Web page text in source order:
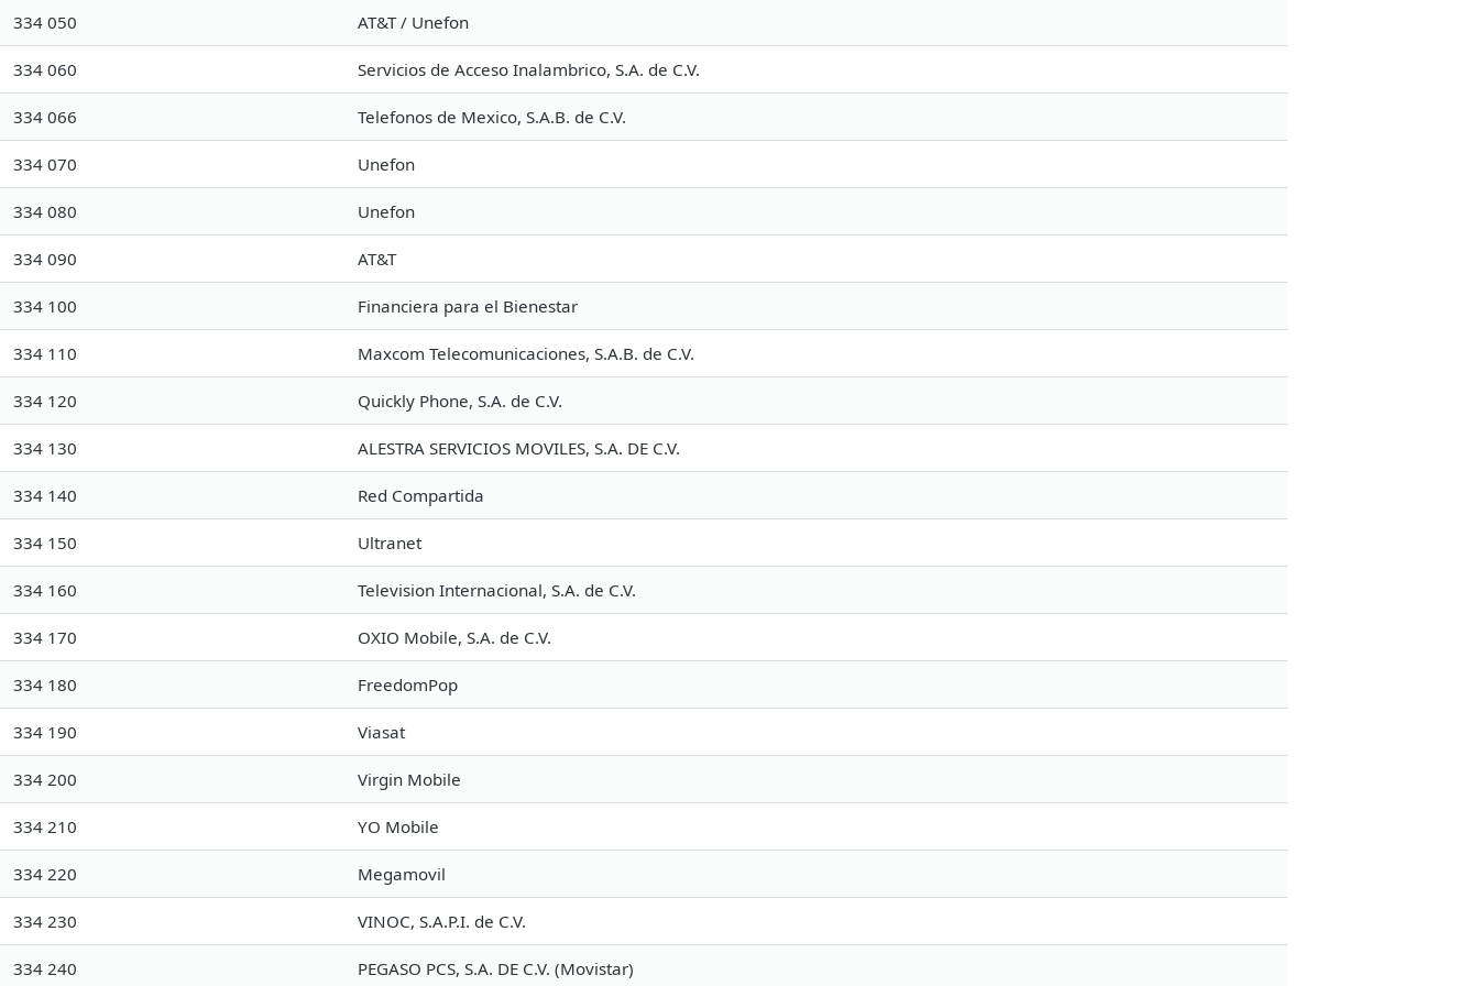
334 050 AT&T / Unefon
334 060 Servicios de Acceso Inalambrico, S.A. de C.V.
334 066 Telefonos de Mexico, S.A.B. de C.V.
334 070 Unefon
334 080 Unefon
334 090 AT&T
334 100 Financiera para el Bienestar
334 110 Maxcom Telecomunicaciones, S.A.B. de C.V.
334 120 Quickly Phone, S.A. de C.V.
334 130 ALESTRA SERVICIOS MOVILES, S.A. DE C.V.
334 140 Red Compartida
334 150 Ultranet
334 160 Television Internacional, S.A. de C.V.
334 170 OXIO Mobile, S.A. de C.V.
334 180 FreedomPop
334 190 Viasat
334 200 Virgin Mobile
334 210 YO Mobile
334 220 Megamovil
334 230 VINOC, S.A.P.I. de C.V.
334 240 PEGASO PCS, S.A. DE C.V. (Movistar)